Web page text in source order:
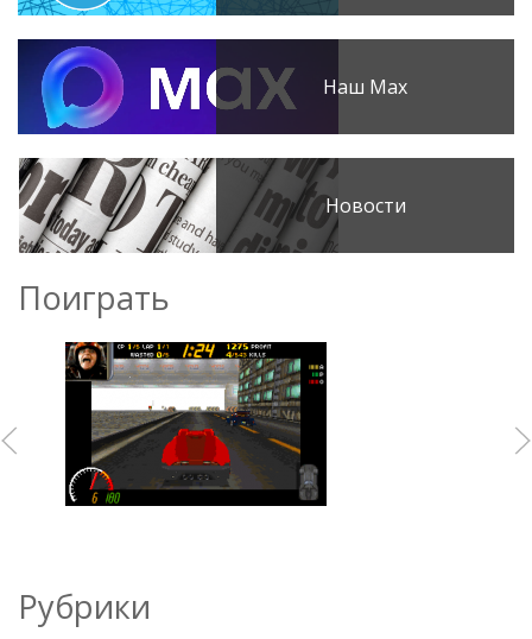
Наш Max
Новости
Поиграть
Рубрики